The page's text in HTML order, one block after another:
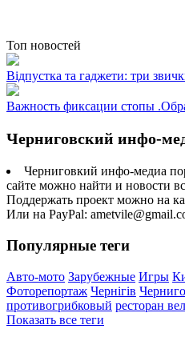
Топ новостей
Відпустка та гаджети: три
Важность фиксации стопы
Черниговский инфо-
Черниговкий инфо-медиа
сайте можно найти и новости
Поддержать проект можно на
Или на PayPal:
Популярные теги
Авто-мото Зарубежные Игры
Фоторепортаж Чернігів
противогрибковый ресторан
Показать все теги